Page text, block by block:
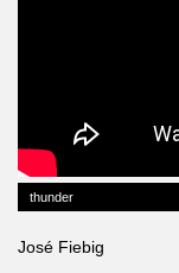
thunder
José Fiebig